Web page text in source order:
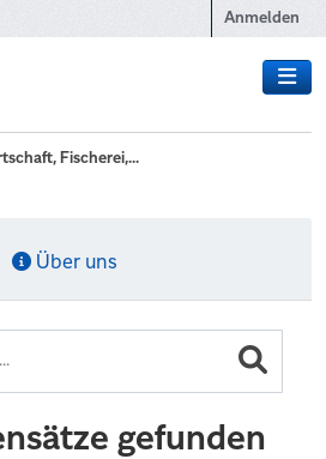
Anmelden
Fischerei,...
Über uns
gefunden